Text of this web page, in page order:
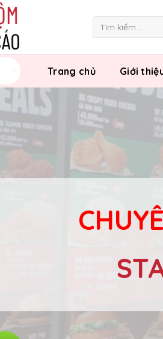
kiếm:
Trang chủ Giới